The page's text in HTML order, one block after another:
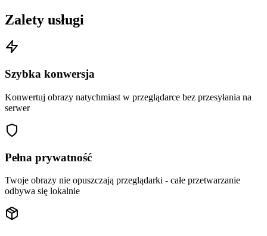
Zalety usługi
Szybka konwersja
Konwertuj obrazy natychmiast w przeglądarce bez przesyłania na
serwer
Pełna prywatność
Twoje obrazy nie opuszczają przeglądarki - całe przetwarzanie
odbywa się lokalnie